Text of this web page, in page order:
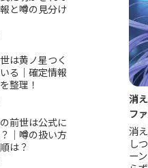
消
フ
消
し
ー
と噂の見分け
は黄ノ星つく
る｜確定情報
整理！
前世は公式に
｜噂の扱い方
は？